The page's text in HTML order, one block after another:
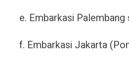
e. Embarkasi
f. Embarkasi Jakarta